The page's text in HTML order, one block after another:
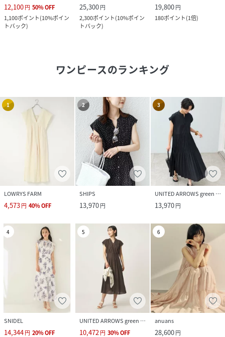
12,100円 50%OFF
1,100ポイント(10%ポイン
トバック)
25,300円
2,300ポイント(10%ポイン
トバック)
19,800円
180ポイント(1倍)
ワンピースのランキング
1
LOWRYS FARM
4,573円 40%OFF
2
SHIPS
13,970円
3
UNITED ARROWS green label relaxing
13,970円
4
SNIDEL
14,344円 20%OFF
5
UNITED ARROWS green label relaxing
10,472円 30%OFF
6
anuans
28,600円